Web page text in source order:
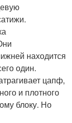
находится
один.
цапф,
и плотного
блоку. Но